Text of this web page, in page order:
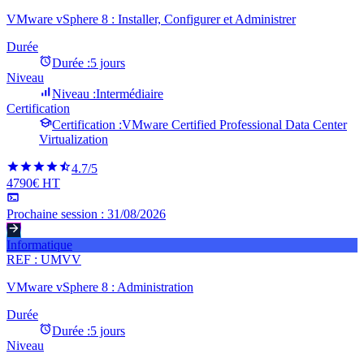
VMware vSphere 8 : Installer, Configurer et Administrer
Durée
Durée :5 jours
Niveau
Niveau :Intermédiaire
Certification
Certification :VMware Certified Professional Data Center
Virtualization
4.7/5
4790€ HT
Prochaine session : 31/08/2026
Informatique
REF : UMVV
VMware vSphere 8 : Administration
Durée
Durée :5 jours
Niveau